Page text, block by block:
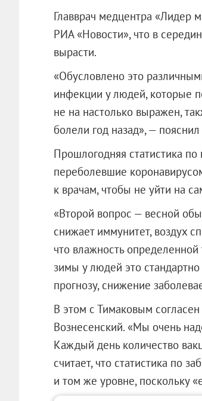
Главврач медцентра «Лидер
РИА «Новости», что в
вырасти.
«Обусловлено это
инфекции у людей, которые
не на настолько выражен,
болели год назад», —
Прошлогодняя статистика
переболевшие
к врачам, чтобы не уйти на
«Второй вопрос — весной
снижает иммунитет, воздух
что влажность
зимы у людей это
прогнозу, снижение
В этом с Тимаковым
Вознесенский. «Мы очень
Каждый день количество
считает, что статистика по
и том же уровне, поскольку